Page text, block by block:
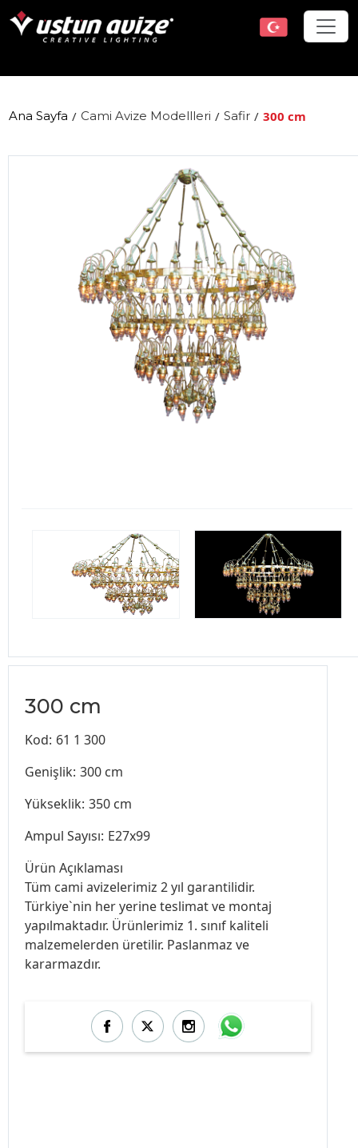
Ana Sayfa / Cami Avize Modellleri / Safir / 300 cm
300 cm
Kod: 61 1 300
Genişlik: 300 cm
Yükseklik: 350 cm
Ampul Sayısı: E27x99
Ürün Açıklaması
Tüm cami avizelerimiz 2 yıl garantilidir.
Türkiye`nin her yerine teslimat ve montaj
yapılmaktadır. Ürünlerimiz 1. sınıf kaliteli
malzemelerden üretilir. Paslanmaz ve
kararmazdır.